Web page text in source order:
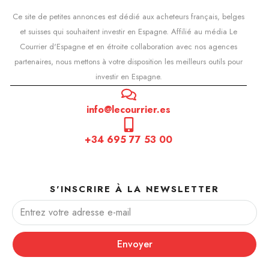
Ce site de petites annonces est dédié aux acheteurs français, belges
et suisses qui souhaitent investir en Espagne. Affilié au média Le
Courrier d'Espagne et en étroite collaboration avec nos agences
partenaires, nous mettons à votre disposition les meilleurs outils pour
investir en Espagne.
info@lecourrier.es
+34 695 77 53 00
S'INSCRIRE À LA NEWSLETTER
Envoyer